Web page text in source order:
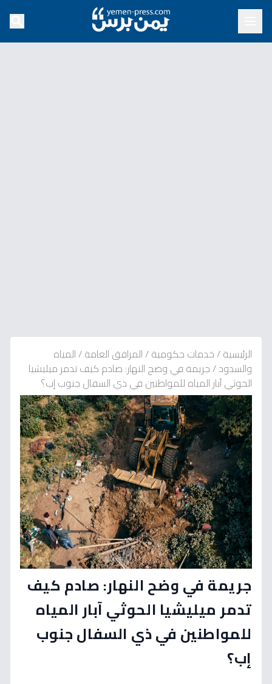
الرئيسية/خدمات حكومية/المرافق العامة/المياه
والسدود/جريمة في وضح النهار: صادم كيف تدمر ميليشيا
الحوثي آبار المياه للمواطنين في ذي السفال جنوب إب؟
جريمة في وضح النهار: صادم كيف
تدمر ميليشيا الحوثي آبار المياه
للمواطنين في ذي السفال جنوب
إب؟